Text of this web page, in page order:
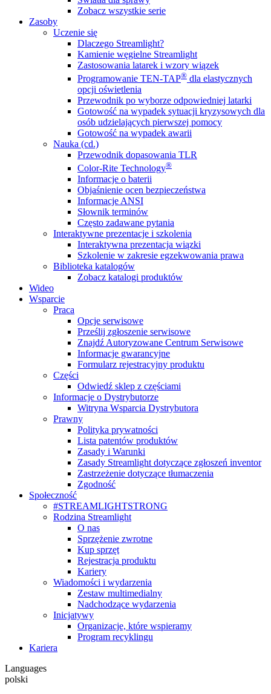
Zobacz wszystkie serie
Zasoby
Uczenie się
Dlaczego Streamlight?
Kamienie węgielne Streamlight
Zastosowania latarek i wzory wiązek
Programowanie TEN-TAP® dla elastycznych
opcji oświetlenia
Przewodnik po wyborze odpowiedniej latarki
Gotowość na wypadek sytuacji kryzysowych dla
osób udzielających pierwszej pomocy
Gotowość na wypadek awarii
Nauka (cd.)
Przewodnik dopasowania TLR
Color-Rite Technology®
Informacje o baterii
Objaśnienie ocen bezpieczeństwa
Informacje ANSI
Słownik terminów
Często zadawane pytania
Interaktywne prezentacje i szkolenia
Interaktywna prezentacja wiązki
Szkolenie w zakresie egzekwowania prawa
Biblioteka katalogów
Zobacz katalogi produktów
Wideo
Wsparcie
Praca
Opcje serwisowe
Prześlij zgłoszenie serwisowe
Znajdź Autoryzowane Centrum Serwisowe
Informacje gwarancyjne
Formularz rejestracyjny produktu
Części
Odwiedź sklep z częściami
Informacje o Dystrybutorze
Witryna Wsparcia Dystrybutora
Prawny
Polityka prywatności
Lista patentów produktów
Zasady i Warunki
Zasady Streamlight dotyczące zgłoszeń inventor
Zastrzeżenie dotyczące tłumaczenia
Zgodność
Społeczność
#STREAMLIGHTSTRONG
Rodzina Streamlight
O nas
Sprzężenie zwrotne
Kup sprzęt
Rejestracja produktu
Kariery
Wiadomości i wydarzenia
Zestaw multimedialny
Nadchodzące wydarzenia
Inicjatywy
Organizacje, które wspieramy
Program recyklingu
Kariera
Languages
polski